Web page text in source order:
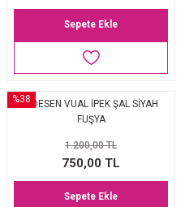
Sepete Ekle
%38F DESEN VUAL İPEK ŞAL SİYAH
FUŞYA
1.200,00 TL
750,00 TL
Sepete Ekle